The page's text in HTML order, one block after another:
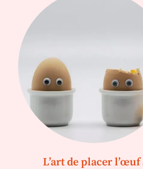
L’art de placer